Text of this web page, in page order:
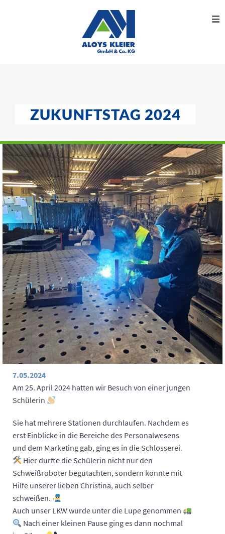
ZUKUNFTSTAG 2024
7.05.2024
Am 25. April 2024 hatten wir Besuch von einer jungen
Schülerin
Sie hat mehrere Stationen durchlaufen. Nachdem es
erst Einblicke in die Bereiche des Personalwesens
und dem Marketing gab, ging es in die Schlosserei.
Hier durfte die Schülerin nicht nur den
Schweißroboter begutachten, sondern konnte mit
Hilfe unserer lieben Christina, auch selber
schweißen.
Auch unser LKW wurde unter die Lupe genommen
Nach einer kleinen Pause ging es dann nochmal